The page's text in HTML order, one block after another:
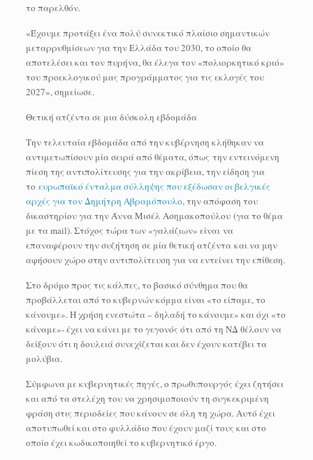
το παρελθόν.
«Έχουμε προτάξει ένα πολύ συνεκτικό πλαίσιο σημαντικών
μεταρρυθμίσεων για την Ελλάδα του 2030, το οποίο θα
αποτελέσει και τον πυρήνα, θα έλεγα τον «πολιορκητικό κριό»
του προεκλογικού μας προγράμματος για τις εκλογές του
2027», σημείωσε.
Θετική ατζέντα σε μια δύσκολη εβδομάδα
Την τελευταία εβδομάδα από την κυβέρνηση κλήθηκαν να
αντιμετωπίσουν μία σειρά από θέματα, όπως την εντεινόμενη
πίεση της αντιπολίτευσης για την ακρίβεια, την είδηση για
το ευρωπαϊκό ένταλμα σύλληψης που εξέδωσαν οι βελγικές
αρχές για τον Δημήτρη Αβραμόπουλο, την απόφαση του
δικαστηρίου για την Άννα Μισέλ Ασημακοπούλου (για το θέμα
με τα mail). Στόχος τώρα των «γαλάζιων» είναι να
επαναφέρουν την συζήτηση σε μία θετική ατζέντα και να μην
αφήσουν χώρο στην αντιπολίτευση για να εντείνει την επίθεση.
Στο δρόμο προς τις κάλπες, το βασικό σύνθημα που θα
προβάλλεται από το κυβερνών κόμμα είναι «το είπαμε, το
κάνουμε». Η χρήση ενεστώτα – δηλαδή το κάνουμε» και όχι «το
κάναμε»- έχει να κάνει με το γεγονός ότι από τη ΝΔ θέλουν να
δείξουν ότι η δουλειά συνεχίζεται και δεν έχουν κατέβει τα
μολύβια.
Σύμφωνα με κυβερνητικές πηγές, ο πρωθυπουργός έχει ζητήσει
και από τα στελέχη του να χρησιμοποιούν τη συγκεκριμένη
φράση στις περιοδείες που κάνουν σε όλη τη χώρα. Αυτό έχει
αποτυπωθεί και στο φυλλάδιο που έχουν μαζί τους και στο
οποίο έχει κωδικοποιηθεί το κυβερνητικό έργο.